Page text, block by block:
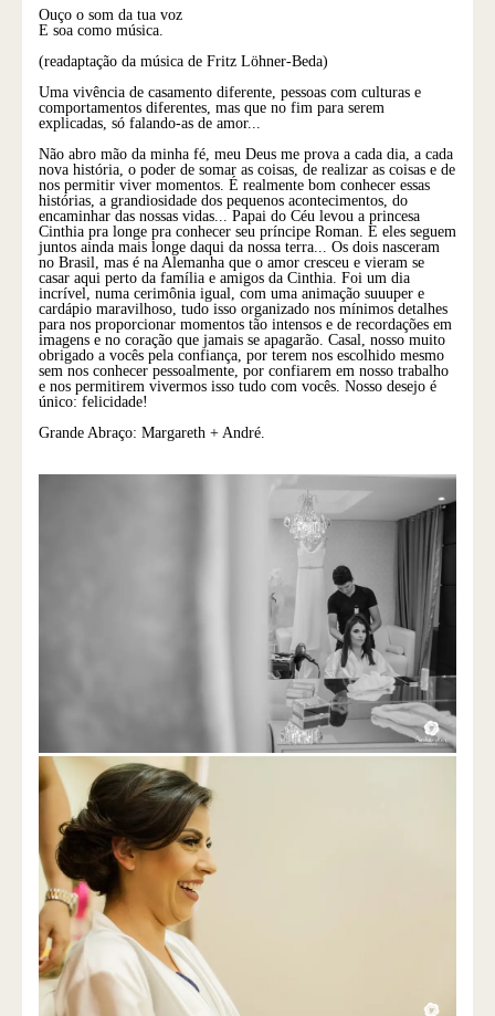
Ouço o som da tua voz
E soa como música.
(readaptação da música de Fritz Löhner-Beda)
Uma vivência de casamento diferente, pessoas com culturas e
comportamentos diferentes, mas que no fim para serem
explicadas, só falando-as de amor...
Não abro mão da minha fé, meu Deus me prova a cada dia, a cada
nova história, o poder de somar as coisas, de realizar as coisas e de
nos permitir viver momentos. É realmente bom conhecer essas
histórias, a grandiosidade dos pequenos acontecimentos, do
encaminhar das nossas vidas... Papai do Céu levou a princesa
Cinthia pra longe pra conhecer seu príncipe Roman. E eles seguem
juntos ainda mais longe daqui da nossa terra... Os dois nasceram
no Brasil, mas é na Alemanha que o amor cresceu e vieram se
casar aqui perto da família e amigos da Cinthia. Foi um dia
incrível, numa cerimônia igual, com uma animação suuuper e
cardápio maravilhoso, tudo isso organizado nos mínimos detalhes
para nos proporcionar momentos tão intensos e de recordações em
imagens e no coração que jamais se apagarão. Casal, nosso muito
obrigado a vocês pela confiança, por terem nos escolhido mesmo
sem nos conhecer pessoalmente, por confiarem em nosso trabalho
e nos permitirem vivermos isso tudo com vocês. Nosso desejo é
único: felicidade!
Grande Abraço: Margareth + André.